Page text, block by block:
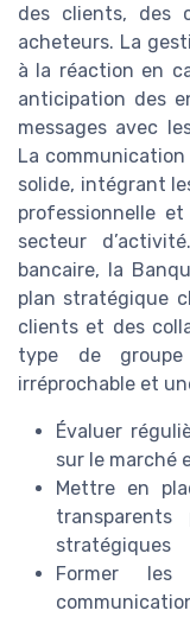
des clients, des
acheteurs. La
à la réaction en
anticipation des
messages avec
La
solide, intégrant
professionnelle
secteur
bancaire, la
plan stratégique
clients et des
type de
irréprochable et
Évaluer
sur le marché
Mettre en
stratégiques
Former